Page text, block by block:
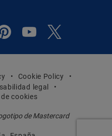
Cookie Policy
legal
cookies